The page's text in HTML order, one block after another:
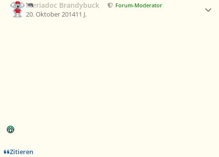
Meriadoc Brandybuck Forum-Moderator
20. Oktober 201411 J.
Zitieren